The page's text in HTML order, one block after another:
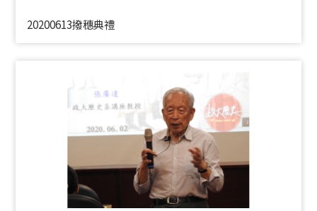
20200613撥穗典禮